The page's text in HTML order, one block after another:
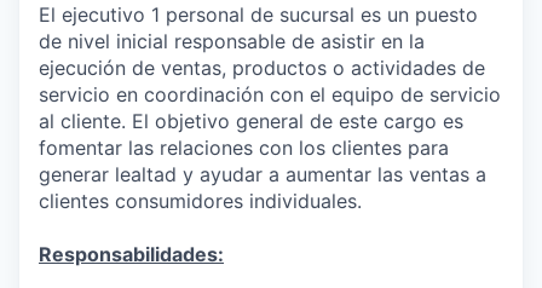
El ejecutivo 1 personal de sucursal es un puesto
de nivel inicial responsable de asistir en la
ejecución de ventas, productos o actividades de
servicio en coordinación con el equipo de servicio
al cliente. El objetivo general de este cargo es
fomentar las relaciones con los clientes para
generar lealtad y ayudar a aumentar las ventas a
clientes consumidores individuales.
Responsabilidades: